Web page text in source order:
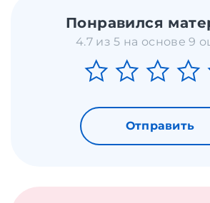
Понравился
4.7 из 5 на основе 9
Отправить